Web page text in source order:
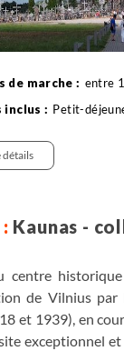
entre
Petit-
détails
Kaunas -
centre
de Vilnius
et 1939), en
exceptionnel